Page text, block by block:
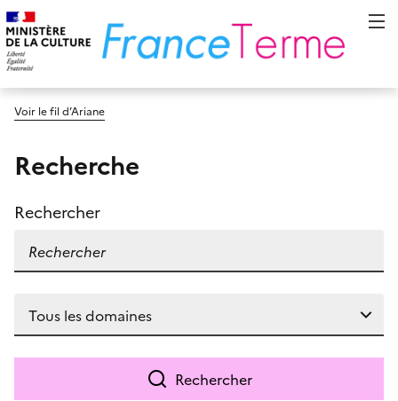
Voir le fil d’Ariane
Recherche
Rechercher
Rechercher